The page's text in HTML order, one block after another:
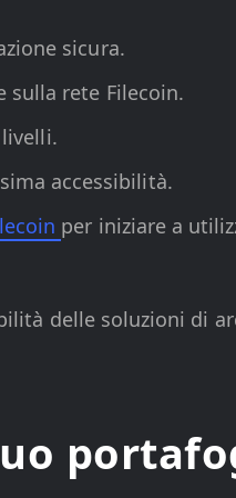
sicura.
sulla rete Filecoin.
accessibilità.
per iniziare a
delle soluzioni di